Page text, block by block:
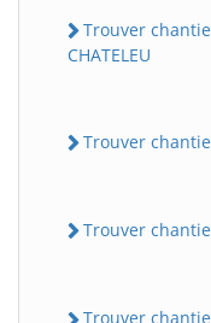
Trouver
CHATELEU
Trouver
Trouver
Trouver